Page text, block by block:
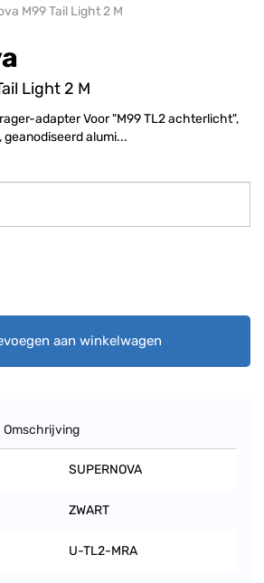
M99 Tail Light 2 M
Light 2 M
adapter Voor "M99 TL2 achterlicht",
alumi...
aan winkelwagen
Omschrijving
SUPERNOVA
ZWART
U-TL2-MRA